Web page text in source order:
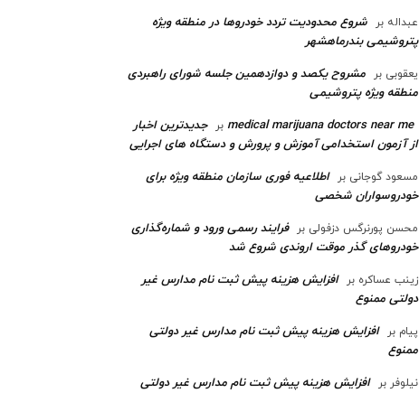
عبداله بر
شروع محدودیت تردد خودروها در منطقه ویژه
پتروشیمی بندرماهشهر
یعقوبی بر
مشروح یکصد و دوازدهمین جلسه شورای راهبردی
منطقه ویژه پتروشیمی‌
medical marijuana doctors near me بر
جدیدترین اخبار
از آزمون استخدامی آموزش و پرورش و دستگاه های اجرایی
مسعود گوجانی بر
اطلاعیه فوری سازمان منطقه ویژه برای
خودروسواران شخصی
محسن پورنرگس دزفولی بر
فرایند رسمی ورود و شماره‌گذاری
خودرو‌های گذر موقت اروندی شروع شد
زینب عساکره بر
افزایش هزینه پیش ثبت نام مدارس غیر
دولتی ممنوع
پیام بر
افزایش هزینه پیش ثبت نام مدارس غیر دولتی
ممنوع
نیلوفر بر
افزایش هزینه پیش ثبت نام مدارس غیر دولتی